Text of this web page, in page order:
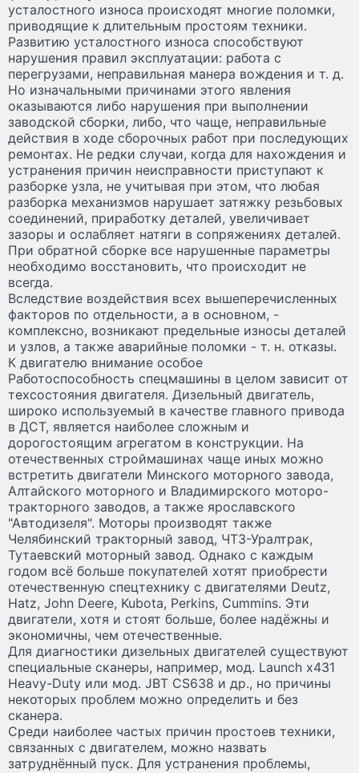
усталостного износа происходят многие поломки,
приводящие к длительным простоям техники.
Развитию усталостного износа способствуют
нарушения правил эксплуатации: работа с
перегрузами, неправильная манера вождения и т. д.
Но изначальными причинами этого явления
оказываются либо нарушения при выполнении
заводской сборки, либо, что чаще, неправильные
действия в ходе сборочных работ при последующих
ремонтах. Не редки случаи, когда для нахождения и
устранения причин неисправности приступают к
разборке узла, не учитывая при этом, что любая
разборка механизмов нарушает затяжку резьбовых
соединений, приработку деталей, увеличивает
зазоры и ослабляет натяги в сопряжениях деталей.
При обратной сборке все нарушенные параметры
необходимо восстановить, что происходит не
всегда.
Вследствие воздействия всех вышеперечисленных
факторов по отдельности, а в основном, -
комплексно, возникают предельные износы деталей
и узлов, а также аварийные поломки - т. н. отказы.
К двигателю внимание особое
Работоспособность спецмашины в целом зависит от
техсостояния двигателя. Дизельный двигатель,
широко используемый в качестве главного привода
в ДСТ, является наиболее сложным и
дорогостоящим агрегатом в конструкции. На
отечественных строймашинах чаще иных можно
встретить двигатели Минского моторного завода,
Алтайского моторного и Владимирского моторо-
тракторного заводов, а также ярославского
"Автодизеля". Моторы производят также
Челябинский тракторный завод, ЧТЗ-Уралтрак,
Тутаевский моторный завод. Однако с каждым
годом всё больше покупателей хотят приобрести
отечественную спецтехнику с двигателями Deutz,
Hatz, John Deere, Kubota, Perkins, Cummins. Эти
двигатели, хотя и стоят больше, более надёжны и
экономичны, чем отечественные.
Для диагностики дизельных двигателей существуют
специальные сканеры, например, мод. Launch x431
Heavy-Duty или мод. JBT CS638 и др., но причины
некоторых проблем можно определить и без
сканера.
Среди наиболее частых причин простоев техники,
связанных с двигателем, можно назвать
затруднённый пуск. Для устранения проблемы,